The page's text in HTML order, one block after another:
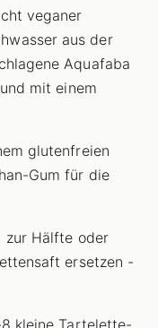
veganer
aus der
Aquafaba
mit einem
glutenfreien
Gum für die
zur Hälfte oder
ersetzen -
kleine Tartelette-